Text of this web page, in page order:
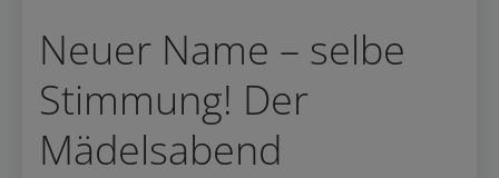
Neuer Name – selbe
Stimmung! Der
Mädelsabend